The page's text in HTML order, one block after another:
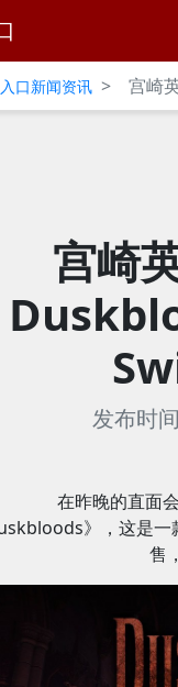
口新闻资讯 > 宫崎
宫崎
发布时
在昨晚的直面
》，这是一
售